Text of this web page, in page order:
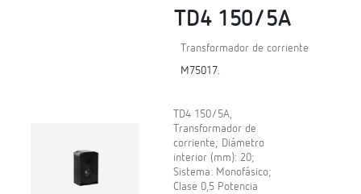
TD4 150/5A
Transformador de corriente
M75017.
TD4 150/5A,
Transformador de
corriente; Diámetro
interior (mm): 20;
Sistema: Monofásico;
Clase 0,5 Potencia